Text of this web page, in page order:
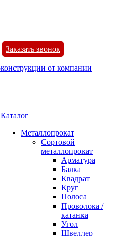
Заказать звонок
Каталог
Металлопрокат
Сортовой
металлопрокат
Арматура
Балка
Квадрат
Круг
Полоса
Проволока /
катанка
Угол
Швеллер